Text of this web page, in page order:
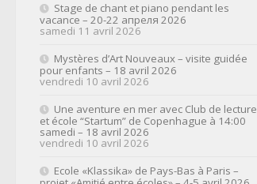
Stage de chant et piano pendant les
vacance – 20-22 апреля 2026
samedi 11 avril 2026
Mystères d’Art Nouveaux – visite guidée
pour enfants – 18 avril 2026
vendredi 10 avril 2026
Une aventure en mer avec Club de lecture
et école “Startum” de Copenhague à 14:00
samedi – 18 avril 2026
vendredi 10 avril 2026
Ecole «Klassika» de Pays-Bas à Paris –